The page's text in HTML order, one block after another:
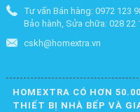
Tư vấn Bán hàng: 0972 123
Bảo hành, Sửa chữa: 028 22
cskh@homextra.vn
HOMEXTRA CÓ HƠN
THIẾT BỊ NHÀ BẾP VÀ